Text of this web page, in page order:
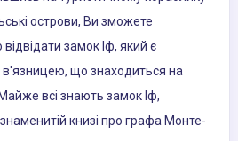
острови, Ви зможете
відвідати замок Іф, який є
що знаходиться на
всі знають замок Іф,
книзі про графа Монте-